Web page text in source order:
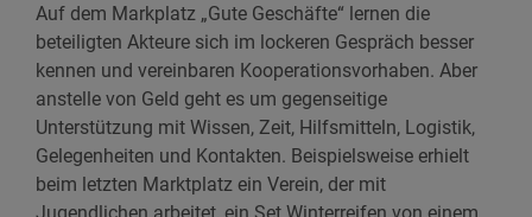
Auf dem Markplatz „Gute Geschäfte“ lernen die
beteiligten Akteure sich im lockeren Gespräch besser
kennen und vereinbaren Kooperationsvorhaben. Aber
anstelle von Geld geht es um gegenseitige
Unterstützung mit Wissen, Zeit, Hilfsmitteln, Logistik,
Gelegenheiten und Kontakten. Beispielsweise erhielt
beim letzten Marktplatz ein Verein, der mit